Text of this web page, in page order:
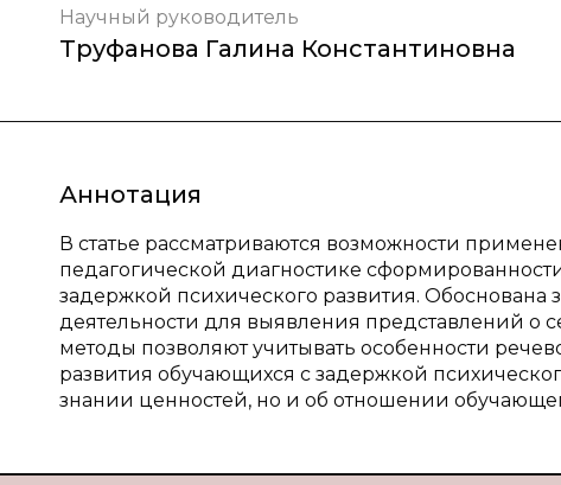
Научный руководитель
Труфанова Галина Константиновна
Аннотация
В статье рассматриваются возможности
педагогической диагностике
задержкой психического развития. Обоснована
деятельности для выявления представлений о
методы позволяют учитывать особенности
развития обучающихся с задержкой
знании ценностей, но и об отношении